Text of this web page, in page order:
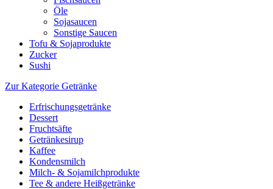
Öle
Sojasaucen
Sonstige Saucen
Tofu & Sojaprodukte
Zucker
Sushi
Zur Kategorie Getränke
Erfrischungsgetränke
Dessert
Fruchtsäfte
Getränkesirup
Kaffee
Kondensmilch
Milch- & Sojamilchprodukte
Tee & andere Heißgetränke